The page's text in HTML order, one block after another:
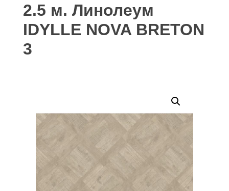
2.5 м. Линолеум
IDYLLE NOVA BRETON
3